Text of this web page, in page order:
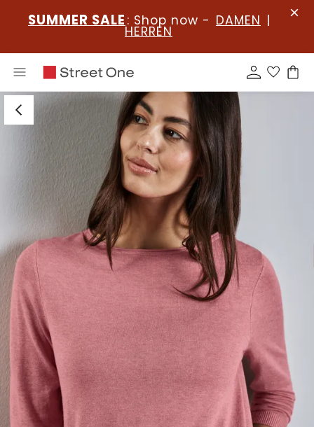
SUMMER SALE : Shop now - DAMEN |
HERREN